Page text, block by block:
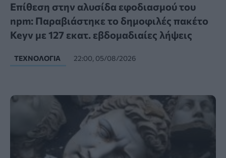
Επίθεση στην αλυσίδα εφοδιασμού του
npm: Παραβιάστηκε το δημοφιλές πακέτο
Keyv με 127 εκατ. εβδομαδιαίες λήψεις
ΤΕΧΝΟΛΟΓΊΑ 22:00, 05/08/2026